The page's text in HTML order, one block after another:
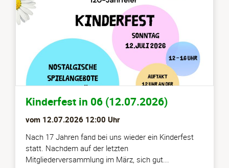
Kinderfest in 06 (12.07.2026)
vom 12.07.2026 12:00 Uhr
Nach 17 Jahren fand bei uns wieder ein Kinderfest
statt. Nachdem auf der letzten
Mitgliederversammlung im März, sich gut...